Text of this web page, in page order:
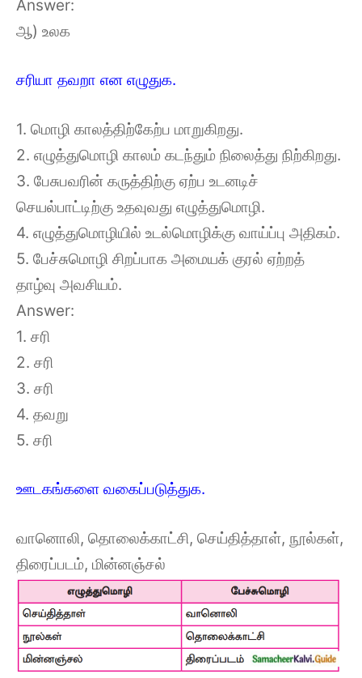
Answer:
ஆ) உலக
சரியா தவறா என எழுதுக.
1. மொழி காலத்திற்கேற்ப மாறுகிறது.
2. எழுத்துமொழி காலம் கடந்தும் நிலைத்து நிற்கிறது.
3. பேசுபவரின் கருத்திற்கு ஏற்ப உடனடிச்
செயல்பாட்டிற்கு உதவுவது எழுத்துமொழி.
4. எழுத்துமொழியில் உடல்மொழிக்கு வாய்ப்பு அதிகம்.
5. பேச்சுமொழி சிறப்பாக அமையக் குரல் ஏற்றத்
தாழ்வு அவசியம்.
Answer:
1. சரி
2. சரி
3. சரி
4. தவறு
5. சரி
ஊடகங்களை வகைப்படுத்துக.
வானொலி, தொலைக்காட்சி, செய்தித்தாள், நூல்கள்,
திரைப்படம், மின்னஞ்சல்